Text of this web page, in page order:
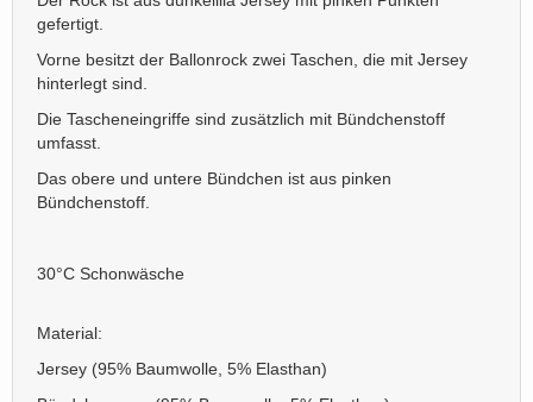
gefertigt.
Vorne besitzt der Ballonrock zwei Taschen, die mit Jersey
hinterlegt sind.
Die Tascheneingriffe sind zusätzlich mit Bündchenstoff
umfasst.
Das obere und untere Bündchen ist aus pinken
Bündchenstoff.
30°C Schonwäsche
Material:
Jersey (95% Baumwolle, 5% Elasthan)